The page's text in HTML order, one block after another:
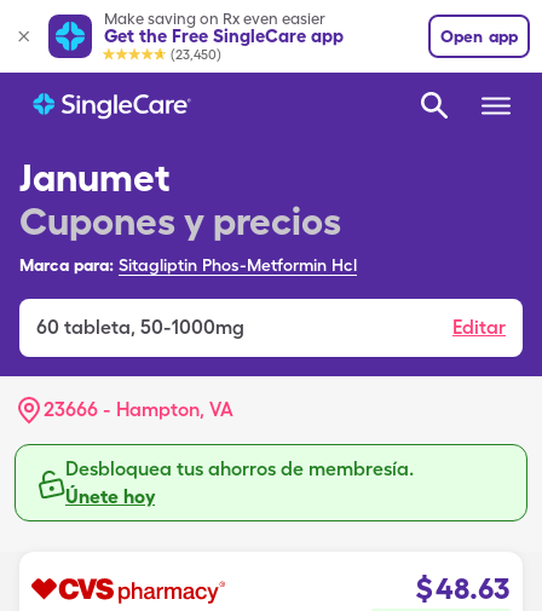
Make saving on Rx even easier
Get the Free SingleCare app
(23,450)
Open app
Janumet
Cupones y precios
Marca para: Sitagliptin Phos-Metformin Hcl
60 tableta, 50-1000mg Editar
23666 - Hampton, VA
Desbloquea tus ahorros de membresía.
Únete hoy
$48.63